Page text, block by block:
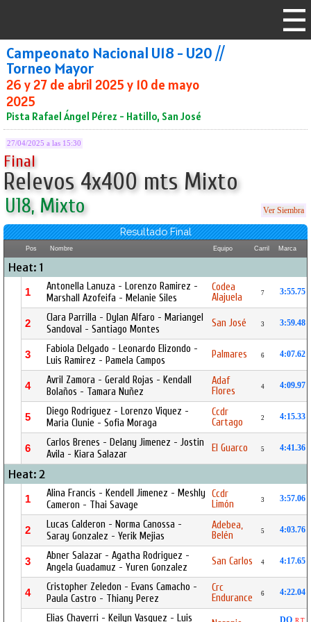
Campeonato Nacional U18 - U20 //
Torneo Mayor
26 y 27 de abril 2025 y 10 de mayo
2025
Pista Rafael Ángel Pérez - Hatillo, San José
27/04/2025 a las 15:30
Final
Relevos 4x400 mts Mixto
U18, Mixto Ver Siembra
Resultado Final
Pos Nombre Equipo Carril Marca
Heat: 1
1
Antonella Lanuza - Lorenzo Ramirez -
Marshall Azofeifa - Melanie Siles
Codea
Alajuela
7 3:55.75
2
Clara Parrilla - Dylan Alfaro - Mariangel
Sandoval - Santiago Montes
San José 3 3:59.48
3
Fabiola Delgado - Leonardo Elizondo -
Luis Ramirez - Pamela Campos
Palmares 6 4:07.62
4
Avril Zamora - Gerald Rojas - Kendall
Bolaños - Tamara Nuñez
Adaf
Flores
4 4:09.97
5
Diego Rodriguez - Lorenzo Viquez -
Maria Clunie - Sofia Moraga
Ccdr
Cartago
2 4:15.33
6
Carlos Brenes - Delany Jimenez - Jostin
Avila - Kiara Salazar
El Guarco 5 4:41.36
Heat: 2
1
Alina Francis - Kendell Jimenez - Meshly
Cameron - Thai Savage
Ccdr
Limón
3 3:57.06
2
Lucas Calderon - Norma Canossa -
Saray Gonzalez - Yerik Mejias
Adebea,
Belén
5 4:03.76
3
Abner Salazar - Agatha Rodriguez -
Angela Guadamuz - Yuren Gonzalez
San Carlos 4 4:17.65
4
Cristopher Zeledon - Evans Camacho -
Paula Castro - Thiany Perez
Crc
Endurance
6 4:22.04
Elias Chaverri - Keilyn Vasquez - Luis DQ R.T.